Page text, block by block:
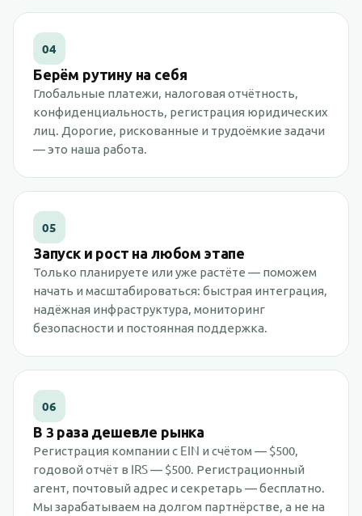
04
Берём рутину на себя
Глобальные платежи, налоговая отчётность,
конфиденциальность, регистрация юридических
лиц. Дорогие, рискованные и трудоёмкие задачи
— это наша работа.
05
Запуск и рост на любом этапе
Только планируете или уже растёте — поможем
начать и масштабироваться: быстрая интеграция,
надёжная инфраструктура, мониторинг
безопасности и постоянная поддержка.
06
В 3 раза дешевле рынка
Регистрация компании с EIN и счётом — $500,
годовой отчёт в IRS — $500. Регистрационный
агент, почтовый адрес и секретарь — бесплатно.
Мы зарабатываем на долгом партнёрстве, а не на